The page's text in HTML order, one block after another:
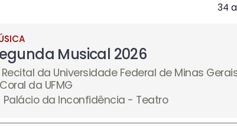
34
Musical 2026
Recital da Universidade Federal de Minas
da UFMG
Palácio da Inconfidência - Teatro